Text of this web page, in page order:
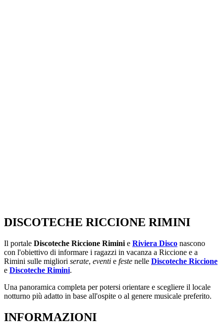
DISCOTECHE RICCIONE RIMINI
Il portale Discoteche Riccione Rimini e Riviera Disco nascono
con l'obiettivo di informare i ragazzi in vacanza a Riccione e a
Rimini sulle migliori serate, eventi e feste nelle Discoteche Riccione
e Discoteche Rimini.
Una panoramica completa per potersi orientare e scegliere il locale
notturno più adatto in base all'ospite o al genere musicale preferito.
INFORMAZIONI